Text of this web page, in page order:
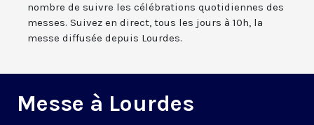
nombre de suivre les célébrations quotidiennes des
messes. Suivez en direct, tous les jours à 10h, la
messe diffusée depuis Lourdes.
Messe à Lourdes